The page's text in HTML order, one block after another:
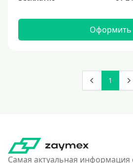
Оформить
1
Самая актуальная информация